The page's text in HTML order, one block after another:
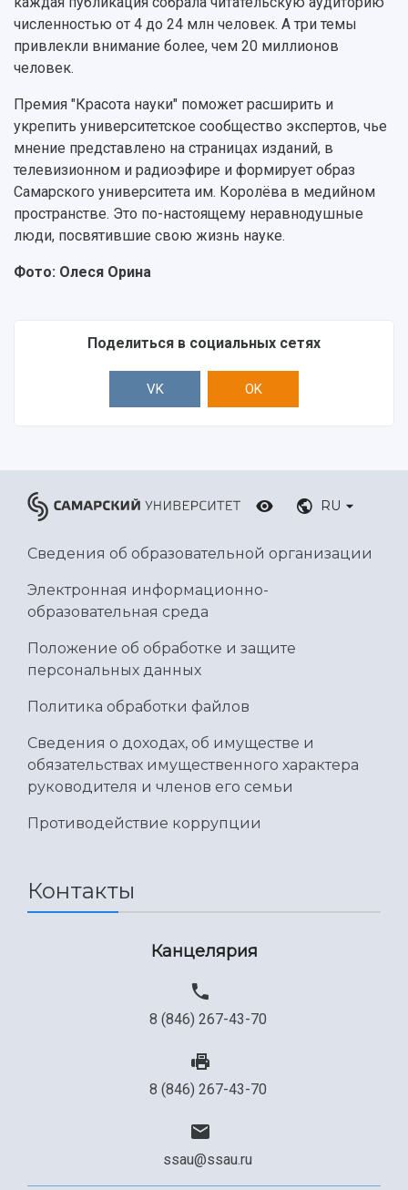
численностью от 4 до 24 млн человек. А три темы
привлекли внимание более, чем 20 миллионов
человек.
Премия "Красота науки" поможет расширить и
укрепить университетское сообщество экспертов, чье
мнение представлено на страницах изданий, в
телевизионном и радиоэфире и формирует образ
Самарского университета им. Королёва в медийном
пространстве. Это по-настоящему неравнодушные
люди, посвятившие свою жизнь науке.
Фото: Олеся Орина
Поделиться в социальных сетях
VK OK
RU
Сведения об образовательной организации
Электронная информационно-
образовательная среда
Положение об обработке и защите
персональных данных
Политика обработки файлов
Сведения о доходах, об имуществе и
обязательствах имущественного характера
руководителя и членов его семьи
Противодействие коррупции
Контакты
Канцелярия
8 (846) 267-43-70
8 (846) 267-43-70
ssau@ssau.ru